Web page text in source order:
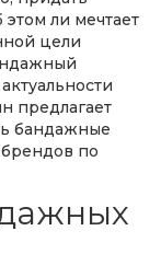
ли мечтает
цели
предлагает
бандажные
по